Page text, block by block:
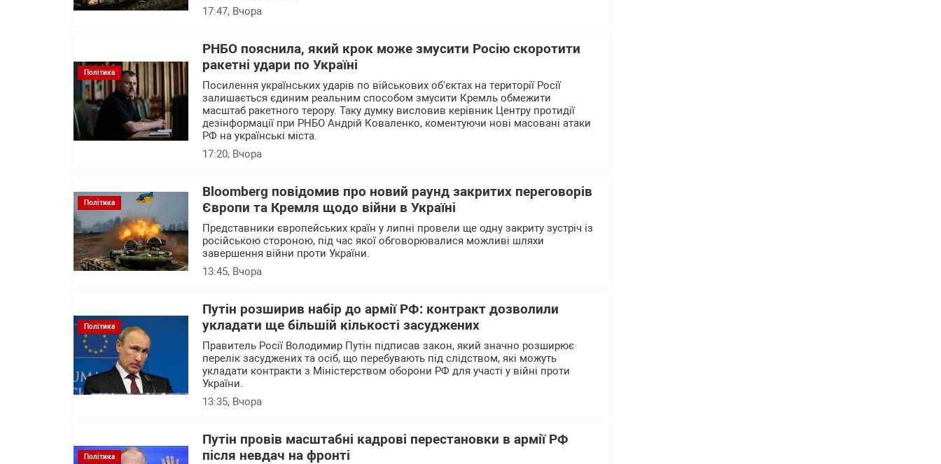
17:47, Вчора
Політика
РНБО пояснила, який крок може змусити Росію скоротити
ракетні удари по Україні
Посилення українських ударів по військових об'єктах на території Росії
залишається єдиним реальним способом змусити Кремль обмежити
масштаб ракетного терору. Таку думку висловив керівник Центру протидії
дезінформації при РНБО Андрій Коваленко, коментуючи нові масовані атаки
РФ на українські міста.
17:20, Вчора
Політика
Bloomberg повідомив про новий раунд закритих переговорів
Європи та Кремля щодо війни в Україні
Представники європейських країн у липні провели ще одну закриту зустріч із
російською стороною, під час якої обговорювалися можливі шляхи
завершення війни проти України.
13:45, Вчора
Політика
Путін розширив набір до армії РФ: контракт дозволили
укладати ще більшій кількості засуджених
Правитель Росії Володимир Путін підписав закон, який значно розширює
перелік засуджених та осіб, що перебувають під слідством, які можуть
укладати контракти з Міністерством оборони РФ для участі у війні проти
України.
13:35, Вчора
Політика
Путін провів масштабні кадрові перестановки в армії РФ
після невдач на фронті